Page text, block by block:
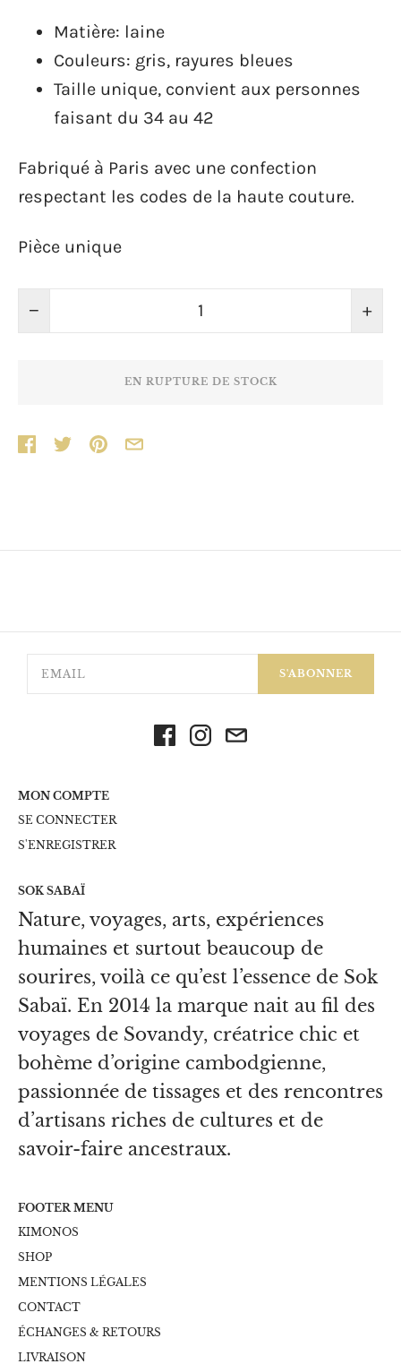
Matière: laine
Couleurs: gris, rayures bleues
Taille unique, convient aux personnes
faisant du 34 au 42
Fabriqué à Paris avec une confection
respectant les codes de la haute couture.
Pièce unique
− +
EN RUPTURE DE STOCK
S'ABONNER
MON COMPTE
SE CONNECTER
S'ENREGISTRER
SOK SABAÏ
Nature, voyages, arts, expériences
humaines et surtout beaucoup de
sourires, voilà ce qu’est l’essence de Sok
Sabaï. En 2014 la marque nait au fil des
voyages de Sovandy, créatrice chic et
bohème d’origine cambodgienne,
passionnée de tissages et des rencontres
d’artisans riches de cultures et de
savoir-faire ancestraux.
FOOTER MENU
KIMONOS
SHOP
MENTIONS LÉGALES
CONTACT
ÉCHANGES & RETOURS
LIVRAISON